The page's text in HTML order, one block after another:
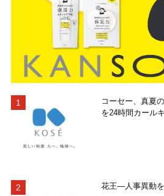
コーセー、真夏
を24時間カール
花王―人事異動